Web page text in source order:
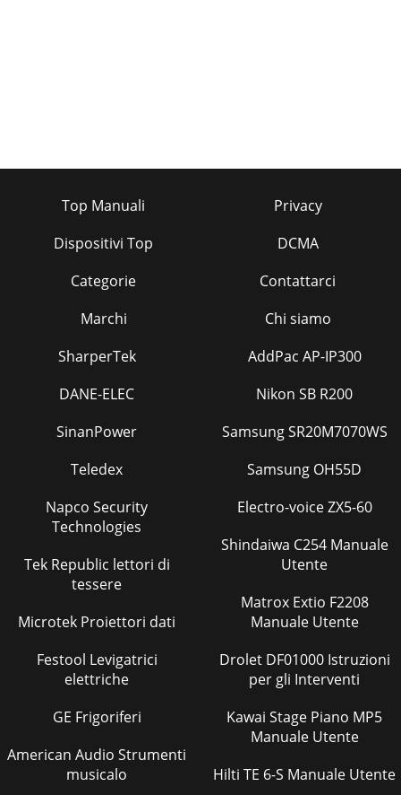
Top Manuali
Dispositivi Top
Categorie
Marchi
Privacy
DCMA
Contattarci
Chi siamo
SharperTek
DANE-ELEC
SinanPower
Teledex
Napco Security
Technologies
Tek Republic lettori di
tessere
Microtek Proiettori dati
Festool Levigatrici
elettriche
GE Frigoriferi
American Audio Strumenti
musicalo
AddPac AP-IP300
Nikon SB R200
Samsung SR20M7070WS
Samsung OH55D
Electro-voice ZX5-60
Shindaiwa C254 Manuale
Utente
Matrox Extio F2208
Manuale Utente
Drolet DF01000 Istruzioni
per gli Interventi
Kawai Stage Piano MP5
Manuale Utente
Hilti TE 6-S Manuale Utente